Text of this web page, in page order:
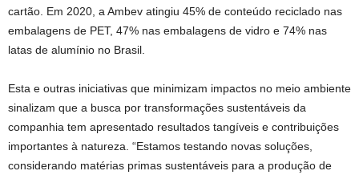
cartão. Em 2020, a Ambev atingiu 45% de conteúdo reciclado nas
embalagens de PET, 47% nas embalagens de vidro e 74% nas
latas de alumínio no Brasil.
Esta e outras iniciativas que minimizam impactos no meio ambiente
sinalizam que a busca por transformações sustentáveis da
companhia tem apresentado resultados tangíveis e contribuições
importantes à natureza. “Estamos testando novas soluções,
considerando matérias primas sustentáveis para a produção de